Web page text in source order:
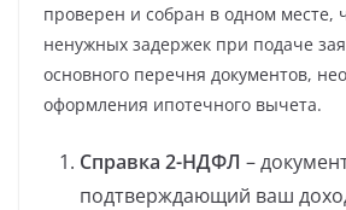
проверен и собран в одном месте,
ненужных задержек при подаче
основного перечня документов,
оформления ипотечного вычета.
Справка 2-НДФЛ –
подтверждающий ваш